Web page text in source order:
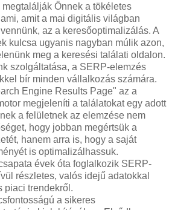
Önnek a tökéletes
amit a mai digitális világban
az a keresőoptimalizálás. A
kulcsa ugyanis nagyban múlik azon,
meg a keresési találati oldalon.
szolgáltatása, a SERP-elemzés
bír minden vállalkozás számára.
Engine Results Page" az a
megjeleníti a találatokat egy adott
a felületnek az elemzése nem
hogy jobban megértsük a
hanem arra is, hogy a saját
is optimalizálhassuk.
évek óta foglalkozik SERP-
részletes, valós idejű adatokkal
piaci trendekről.
a sikeres